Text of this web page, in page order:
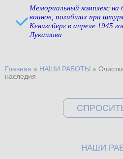
Мемориальный комплекс на
воинов, погибших при
Кенигсберг в апреле 1945
Лукашова
Вы здесь
Главная » НАШИ РАБОТЫ »
наследия
НАШИ